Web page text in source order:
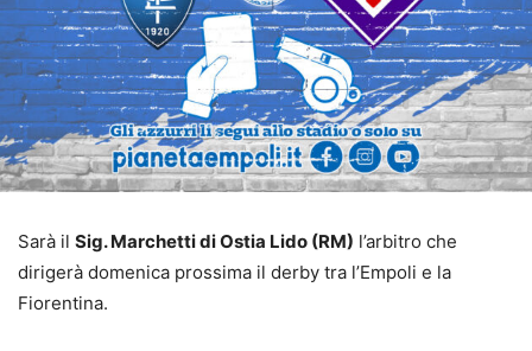
Sarà il Sig. Marchetti di Ostia Lido (RM) l’arbitro che
dirigerà domenica prossima il derby tra l’Empoli e la
Fiorentina.